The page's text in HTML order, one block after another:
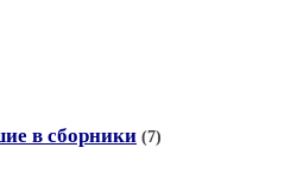
в сборники (7)